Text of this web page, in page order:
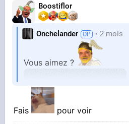
Boostiflor
Onchelander 2 mois
Vous aimez ?
Fais pour voir